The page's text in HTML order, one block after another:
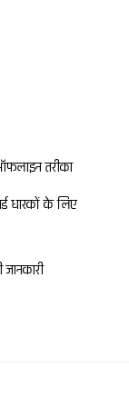
तरीका
धारकों के लिए